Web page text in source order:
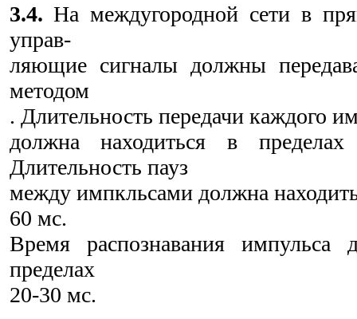
3.4. На междугородной сети в
управ-
ляющие сигналы должны
методом
. Длительность передачи каждого
должна находиться в
Длительность пауз
между импкльсами должна
60 мс.
Время распознавания импульса
пределах
20-30 мс.